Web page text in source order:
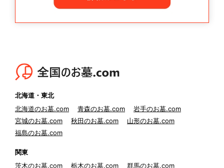
北海道・東北
北海道のお墓.com
青森のお墓.com
岩手のお墓.com
宮城のお墓.com
秋田のお墓.com
山形のお墓.com
福島のお墓.com
関東
茨木のお墓.com
栃木のお墓.com
群馬のお墓.com